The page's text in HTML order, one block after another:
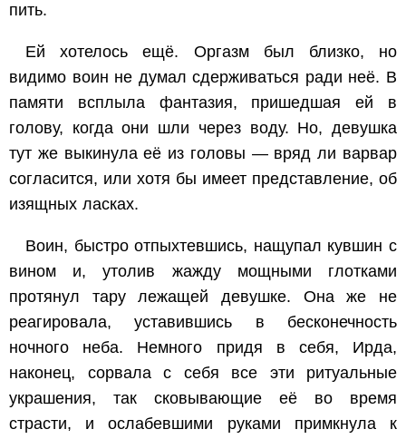
пить.
Ей хотелось ещё. Оргазм был близко, но
видимо воин не думал сдерживаться ради неё. В
памяти всплыла фантазия, пришедшая ей в
голову, когда они шли через воду. Но, девушка
тут же выкинула её из головы — вряд ли варвар
согласится, или хотя бы имеет представление, об
изящных ласках.
Воин, быстро отпыхтевшись, нащупал кувшин с
вином и, утолив жажду мощными глотками
протянул тару лежащей девушке. Она же не
реагировала, уставившись в бесконечность
ночного неба. Немного придя в себя, Ирда,
наконец, сорвала с себя все эти ритуальные
украшения, так сковывающие её во время
страсти, и ослабевшими руками примкнула к